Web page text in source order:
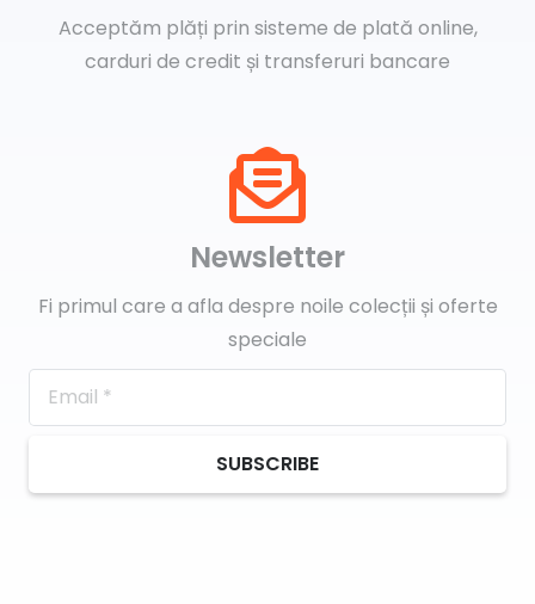
Acceptăm plăți prin sisteme de plată online,
carduri de credit și transferuri bancare
Newsletter
Fi primul care a afla despre noile colecții și oferte
speciale
SUBSCRIBE